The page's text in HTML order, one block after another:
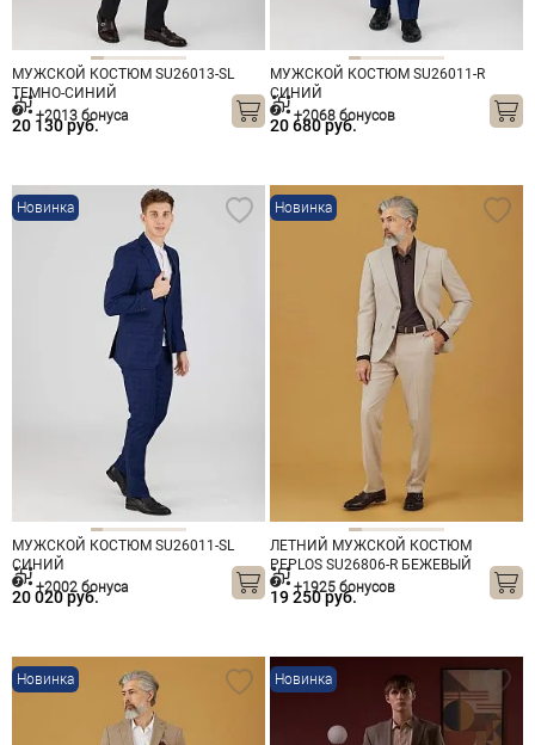
МУЖСКОЙ КОСТЮМ SU26013-SL
ТЕМНО-СИНИЙ
20 130 руб.
+2013 бонуса
МУЖСКОЙ КОСТЮМ SU26011-R
СИНИЙ
20 680 руб.
+2068 бонусов
Новинка
МУЖСКОЙ КОСТЮМ SU26011-SL
СИНИЙ
20 020 руб.
+2002 бонуса
Новинка
ЛЕТНИЙ МУЖСКОЙ КОСТЮМ
PEPLOS SU26806-R БЕЖЕВЫЙ
19 250 руб.
+1925 бонусов
Новинка Новинка